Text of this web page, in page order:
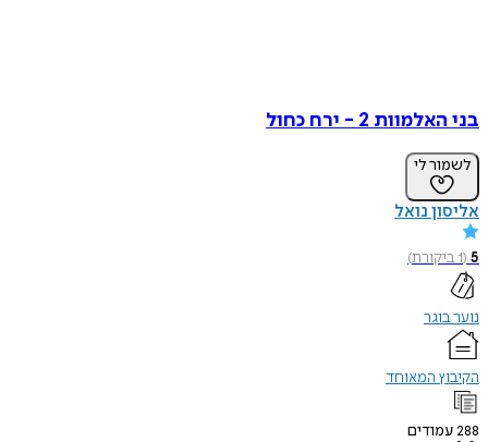
בני האלמוות 2 - ירח כחול
לשמור לי
אליסון נואל
5
(
1ביקורת)
נוער בוגר
הקיבוץ המאוחד
288עמודים